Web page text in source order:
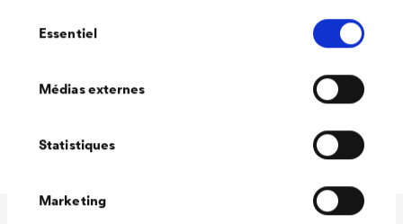
informations dans notre
politique de confidentialité
Sélectionnez les cookies que vous souhaitez
duEssentiel
Médias externes
Statistiques
Marketing
Respectueux de l'environnement,et faible odeur
Sans plomb sans chromates selon DIN 55944